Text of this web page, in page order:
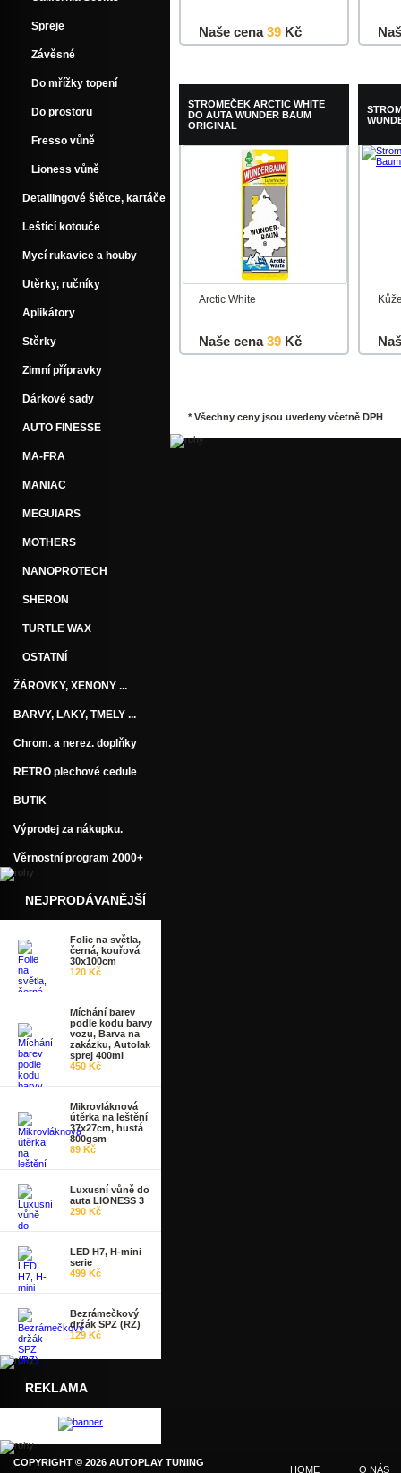
Naše cena39 Kč
STROMEČEK ARCTIC WHITE
DO AUTA WUNDER BAUM
ORIGINAL
Arctic White
Naše cena39 Kč
* Všechny ceny jsou uvedeny včetně DPH
Spreje
Závěsné
Do mřížky topení
Do prostoru
Fresso vůně
Lioness vůně
Detailingové štětce, kartáče
Leštící kotouče
Mycí rukavice a houby
Utěrky, ručníky
Aplikátory
Stěrky
Zimní přípravky
Dárkové sady
AUTO FINESSE
MA-FRA
MANIAC
MEGUIARS
MOTHERS
NANOPROTECH
SHERON
TURTLE WAX
OSTATNÍ
ŽÁROVKY, XENONY ...
BARVY, LAKY, TMELY ...
Chrom. a nerez. doplňky
RETRO plechové cedule
BUTIK
Výprodej za nákupku.
Věrnostní program 2000+
NEJPRODÁVANĚJŠÍ
Folie na světla,
černá, kouřová
30x100cm
120 Kč
Míchání barev
podle kodu barvy
vozu, Barva na
zakázku, Autolak
sprej 400ml
450 Kč
Mikrovláknová
útěrka na leštění
37x27cm, hustá
800gsm
89 Kč
Luxusní vůně do
auta LIONESS 3
290 Kč
LED H7, H-mini
serie
499 Kč
Bezrámečkový
držák SPZ (RZ)
129 Kč
REKLAMA
COPYRIGHT © 2026 AUTOPLAY TUNING
HOME O NÁS